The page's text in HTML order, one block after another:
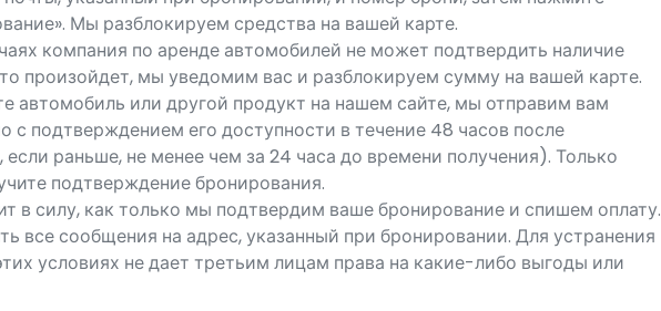
Мы разблокируем средства на вашей карте.
компания по аренде автомобилей не может подтвердить наличие
произойдет, мы уведомим вас и разблокируем сумму на вашей карте.
автомобиль или другой продукт на нашем сайте, мы отправим вам
с подтверждением его доступности в течение 48 часов после
раньше, не менее чем за 24 часа до времени получения). Только
подтверждение бронирования.
в силу, как только мы подтвердим ваше бронирование и спишем оплату.
все сообщения на адрес, указанный при бронировании. Для устранения
условиях не дает третьим лицам права на какие-либо выгоды или